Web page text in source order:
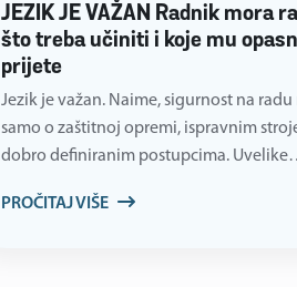
JEZIK JE VAŽAN Radnik mora
što treba učiniti i koje mu
prijete
Jezik je važan. Naime, sigurnost na radu
samo o zaštitnoj opremi, ispravnim
dobro definiranim postupcima.
PROČITAJ VIŠE